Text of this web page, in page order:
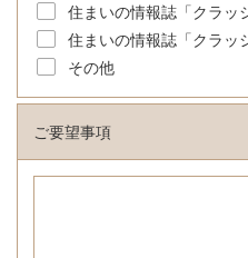
住まいの情報誌「クラッ
住まいの情報誌「クラッ
その他
ご要望事項